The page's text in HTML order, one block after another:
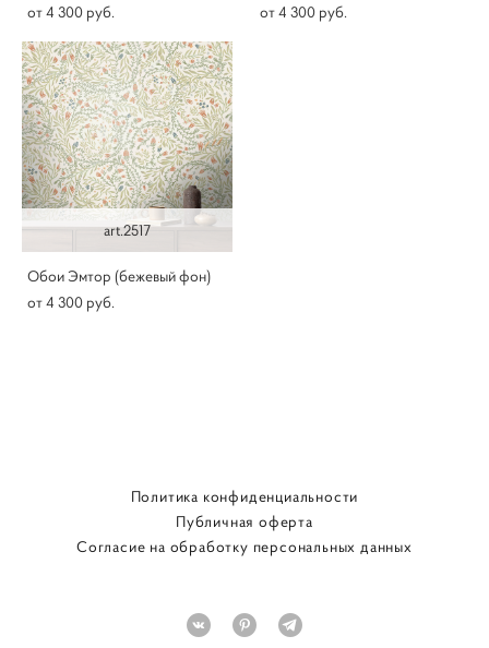
от 4 300 pуб.
от 4 300 pуб.
art.2517
Обои Эмтор (бежевый фон)
от 4 300 pуб.
Политика конфиденциальности
Публичная оферта
Согласие на обработку персональных данных